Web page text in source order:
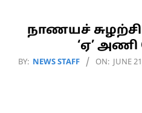
நாணயச்
‘ஏ’
2026-
BY: NEWS STAFF ON: JUNE